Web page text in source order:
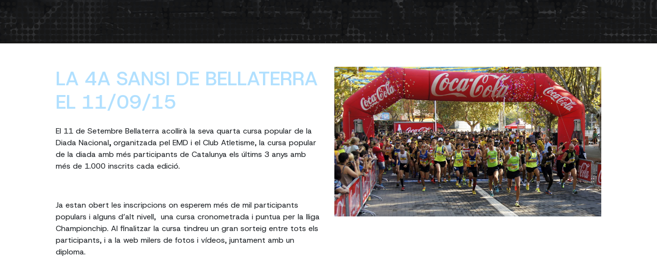
LA 4A SANSI DE BELLATERRA
EL 11/09/15
El 11 de Setembre Bellaterra acollirà la seva quarta cursa popular de la
Diada Nacional, organitzada pel EMD i el Club Atletisme, la cursa popular
de la diada amb més participants de Catalunya els últims 3 anys amb
més de 1.000 inscrits cada edició.
Ja estan obert les inscripcions on esperem més de mil participants
populars i alguns d’alt nivell, una cursa cronometrada i puntua per la lliga
Championchip. Al finalitzar la cursa tindreu un gran sorteig entre tots els
participants, i a la web milers de fotos i vídeos, juntament amb un
diploma.